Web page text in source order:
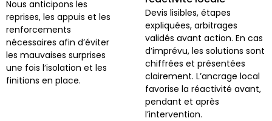
Nous anticipons les
reprises, les appuis et les
renforcements
nécessaires afin d’éviter
les mauvaises surprises
une fois l’isolation et les
finitions en place.
Devis lisibles, étapes
expliquées, arbitrages
validés avant action. En cas
d’imprévu, les solutions sont
chiffrées et présentées
clairement. L’ancrage local
favorise la réactivité avant,
pendant et après
l’intervention.